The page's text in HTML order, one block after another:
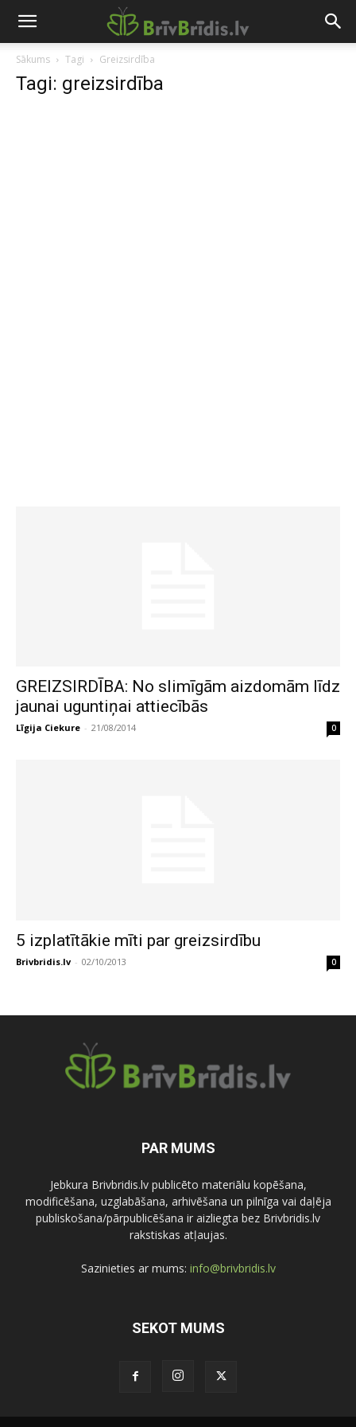
Sākums Tagi Greizsirdība
Tagi: greizsirdība
GREIZSIRDĪBA: No slimīgām aizdomām līdz
jaunai uguntiņai attiecībās
Līgija Ciekure - 21/08/2014 0
5 izplatītākie mīti par greizsirdību
Brivbridis.lv - 02/10/2013 0
PAR MUMS
Jebkura Brivbridis.lv publicēto materiālu kopēšana,
modificēšana, uzglabāšana, arhivēšana un pilnīga vai daļēja
publiskošana/pārpublicēšana ir aizliegta bez Brivbridis.lv
rakstiskas atļaujas.
Sazinieties ar mums: info@brivbridis.lv
SEKOT MUMS